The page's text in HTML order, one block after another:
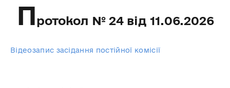
Протокол № 24 від 11.06.2026
Відеозапис засідання постійної комісії